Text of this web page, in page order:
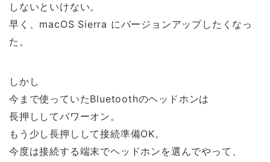
しないといけない。
早く、macOS Sierra にバージョンアップしたくなっ
た。
しかし
今まで使っていたBluetoothのヘッドホンは
長押ししてパワーオン。
もう少し長押しして接続準備OK。
今度は接続する端末でヘッドホンを選んでやって、